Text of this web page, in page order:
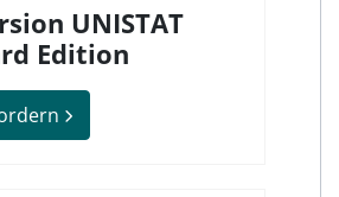
UNISTAT
Edition